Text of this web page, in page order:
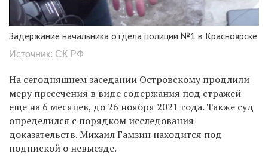
Задержание начальника отдела полиции №1 в Красноярске
Источник: СК РФ
На сегодняшнем заседании Островскому продлили
меру пресечения в виде содержания под стражей
еще на 6 месяцев, до 26 ноября 2021 года. Также суд
определился с порядком исследования
доказательств. Михаил Гамзин находится под
подпиской о невыезде.